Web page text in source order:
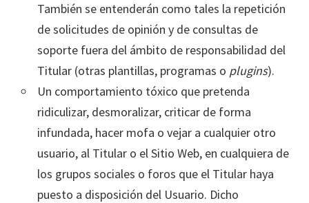
También se entenderán como tales la repetición
de solicitudes de opinión y de consultas de
soporte fuera del ámbito de responsabilidad del
Titular (otras plantillas, programas o plugins).
Un comportamiento tóxico que pretenda
ridiculizar, desmoralizar, criticar de forma
infundada, hacer mofa o vejar a cualquier otro
usuario, al Titular o el Sitio Web, en cualquiera de
los grupos sociales o foros que el Titular haya
puesto a disposición del Usuario. Dicho